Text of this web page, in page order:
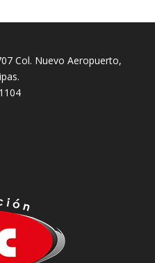
Col. Nuevo Aeropuerto,